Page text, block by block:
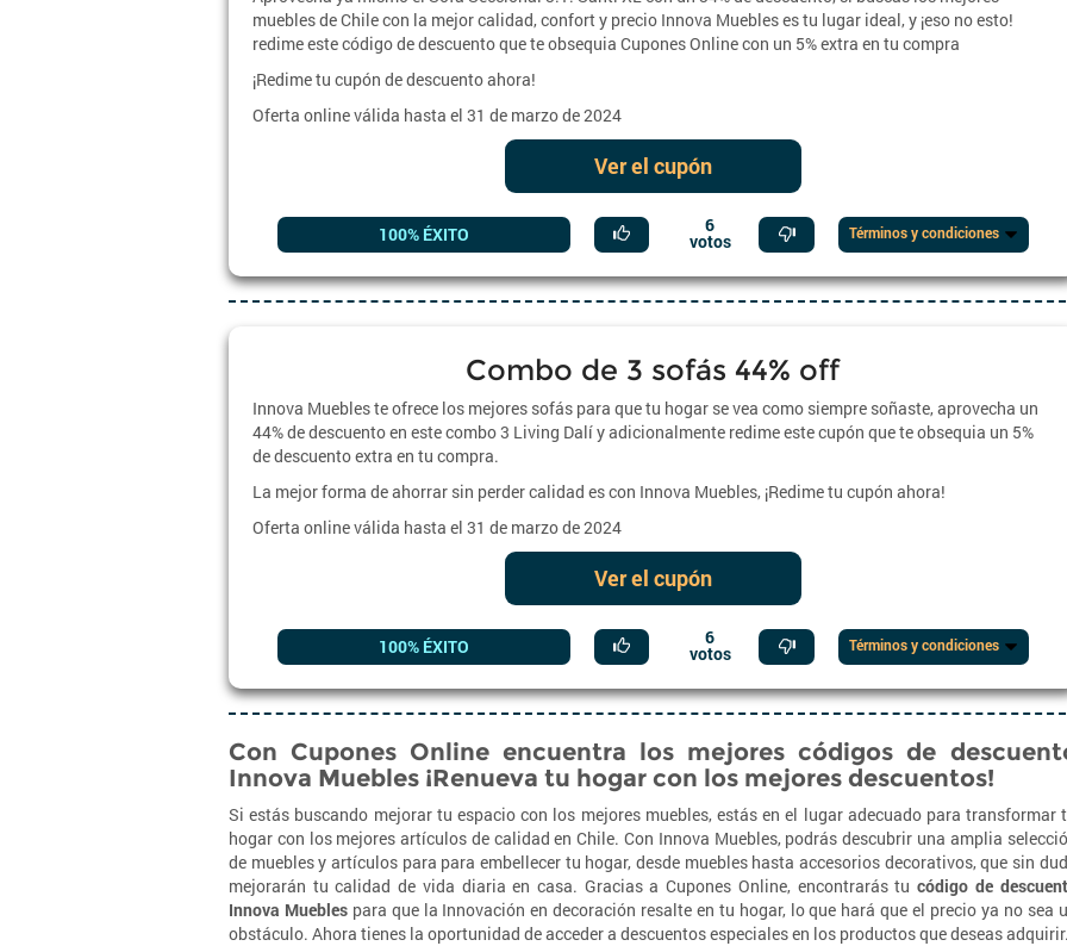
muebles de Chile con la mejor calidad, confort y precio Innova Muebles es tu lugar ideal, y ¡eso no esto!
redime este código de descuento que te obsequia Cupones Online con un 5% extra en tu compra
¡Redime tu cupón de descuento ahora!
Oferta online válida hasta el 31 de marzo de 2024
Ver el cupón
100% ÉXITO 6
votos Términos y condiciones
Combo de 3 sofás 44% off
Innova Muebles te ofrece los mejores sofás para que tu hogar se vea como siempre soñaste, aprovecha un
44% de descuento en este combo 3 Living Dalí y adicionalmente redime este cupón que te obsequia un 5%
de descuento extra en tu compra.
La mejor forma de ahorrar sin perder calidad es con Innova Muebles, ¡Redime tu cupón ahora!
Oferta online válida hasta el 31 de marzo de 2024
Ver el cupón
100% ÉXITO 6
votos Términos y condiciones
Con Cupones Online encuentra los mejores códigos de
Innova Muebles ¡Renueva tu hogar con los mejores descuentos!
Si estás buscando mejorar tu espacio con los mejores muebles, estás en el lugar adecuado para transformar
hogar con los mejores artículos de calidad en Chile. Con Innova Muebles, podrás descubrir una amplia
de muebles y artículos para para embellecer tu hogar, desde muebles hasta accesorios decorativos, que sin
mejorarán tu calidad de vida diaria en casa. Gracias a Cupones Online, encontrarás tucódigo de
Innova Mueblespara que la Innovación en decoración resalte en tu hogar, lo que hará que el precio ya no sea
obstáculo. Ahora tienes la oportunidad de acceder a descuentos especiales en los productos que deseas adquirir.